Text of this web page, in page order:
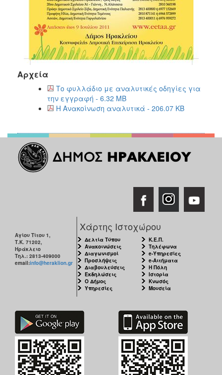
Αρχεία
Το φυλλάδιο με αναλυτικές οδηγίες για
την εγγραφή - 6.32 MB
Η Ανακοίνωση αναλυτικά - 206.07 KB
Αγίου Τίτου 1,
Τ.Κ. 71202,
Ηράκλειο
Τηλ.: 2813-409000
email:info@heraklion.gr
Χάρτης Ιστοχώρου
Δελτία Τύπου
Ανακοινώσεις
Διαγωνισμοί
Προσλήψεις
Διαβουλεύσεις
Εκδηλώσεις
Ο Δήμος
Υπηρεσίες
Κ.Ε.Π.
Τηλέφωνα
e-Υπηρεσίες
e-Αιτήματα
Η Πόλη
Ιστορία
Κνωσός
Μουσεία